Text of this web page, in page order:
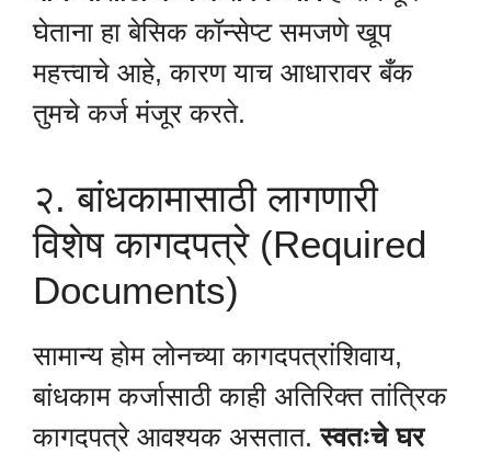
घेताना हा बेसिक कॉन्सेप्ट समजणे खूप
महत्त्वाचे आहे, कारण याच आधारावर बँक
तुमचे कर्ज मंजूर करते.
२. बांधकामासाठी लागणारी
विशेष कागदपत्रे (Required
Documents)
सामान्य होम लोनच्या कागदपत्रांशिवाय,
बांधकाम कर्जासाठी काही अतिरिक्त तांत्रिक
कागदपत्रे आवश्यक असतात.स्वतःचे घर